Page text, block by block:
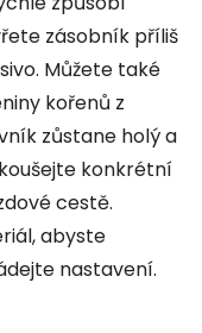
zásobník příliš
Můžete také
kořenů z
zůstane holý a
konkrétní
cestě.
abyste
nastavení.